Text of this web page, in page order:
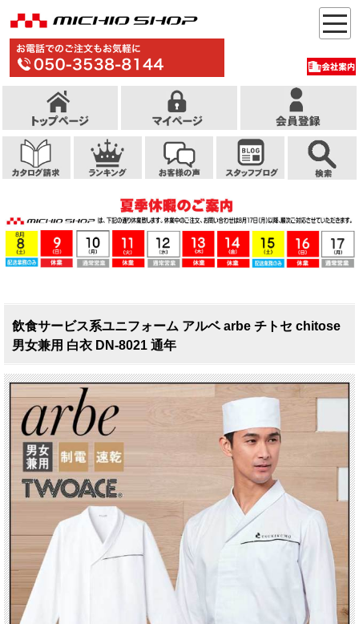
飲食サービス系ユニフォーム アルベ arbe チトセ chitose
男女兼用 白衣 DN-8021 通年